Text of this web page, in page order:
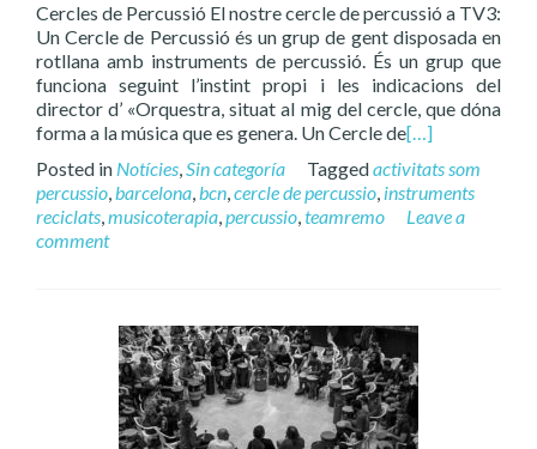
Cercles de Percussió El nostre cercle de percussió a TV3:
Un Cercle de Percussió és un grup de gent disposada en
rotllana amb instruments de percussió. És un grup que
funciona seguint l’instint propi i les indicacions del
director d’ «Orquestra, situat al mig del cercle, que dóna
forma a la música que es genera. Un Cercle de[…]
Posted in Notícies,Sin categoría Taggedactivitats som
percussio,barcelona,bcn,cercle de percussio, instruments
reciclats,musicoterapia,percussio,teamremo
Leave a
comment